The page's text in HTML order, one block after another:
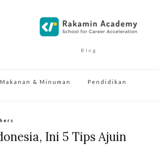
Blog
Makanan & Minuman
Pendidikan
Ini 5 Tips Ajuin